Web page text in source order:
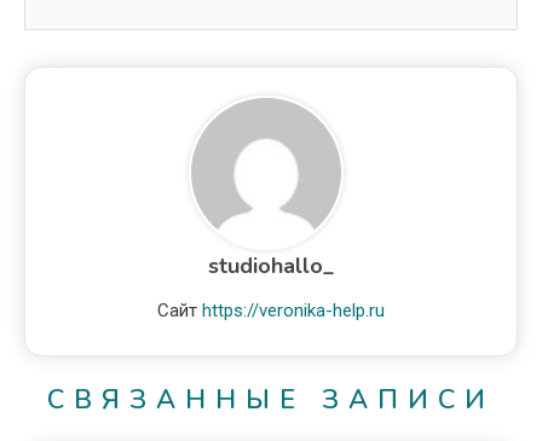
studiohallo_
Сайт https://veronika-help.ru
СВЯЗАННЫЕ ЗАПИСИ